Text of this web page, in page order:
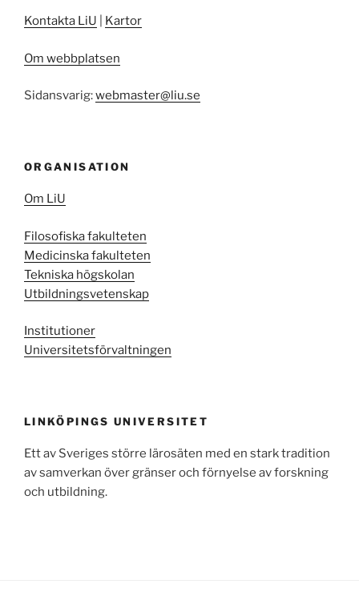
Kontakta LiU Kartor
Om webbplatsen
Sidansvarig:webmaster@liu.se
ORGANISATION
Om LiU
Filosofiska fakulteten
Medicinska fakulteten
Tekniska högskolan
Utbildningsvetenskap
Institutioner
Universitetsförvaltningen
LINKÖPINGS UNIVERSITET
Ett av Sveriges större lärosäten med en stark tradition
av samverkan över gränser och förnyelse av forskning
och utbildning.